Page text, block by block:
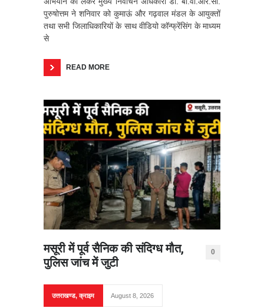
पुरुषोत्तम ने शनिवार को कुमाऊं और गढ़वाल मंडल के आयुक्तों
तथा सभी जिलाधिकारियों के साथ वीडियो कॉन्फ्रेंसिंग के माध्यम
से
READ MORE
मसूरी में पूर्व सैनिक की संदिग्ध मौत,
पुलिस जांच में जुटी
0
उत्तराखण्ड,क्राइम August 8, 2026